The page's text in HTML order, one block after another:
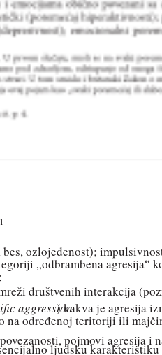
ozlojeđenost);
„odbrambena agresija“
društvenih interakcija
aggression) kakva je agresija
na određenoj teritoriji ili
pojmovi agresija i
ljudsku